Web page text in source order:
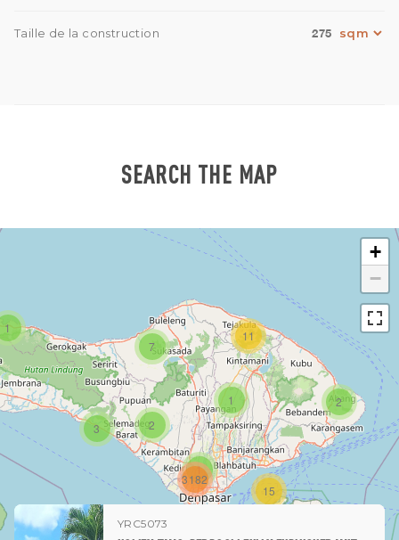
Taille de la construction 275
SEARCH THE MAP
1
1
1
3
7
2
15
11
3182
2
+
−
YRC5073